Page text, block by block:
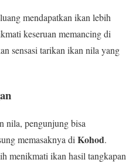
mendapatkan ikan lebih
keseruan memancing di
sensasi tarikan ikan nila yang
nila, pengunjung bisa
memasaknya diKohod.
menikmati ikan hasil tangkapan